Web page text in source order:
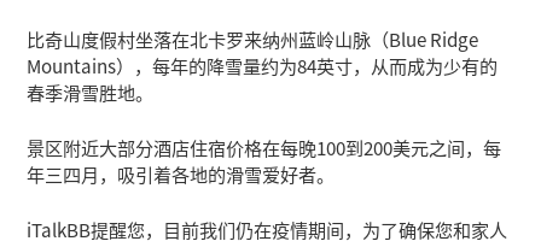
比奇山度假村坐落在北卡罗来纳州蓝岭山脉（Blue Ridge
Mountains），每年的降雪量约为84英寸，从而成为少有的
春季滑雪胜地。
景区附近大部分酒店住宿价格在每晚100到200美元之间，每
年三四月，吸引着各地的滑雪爱好者。
iTalkBB提醒您，目前我们仍在疫情期间，为了确保您和家人